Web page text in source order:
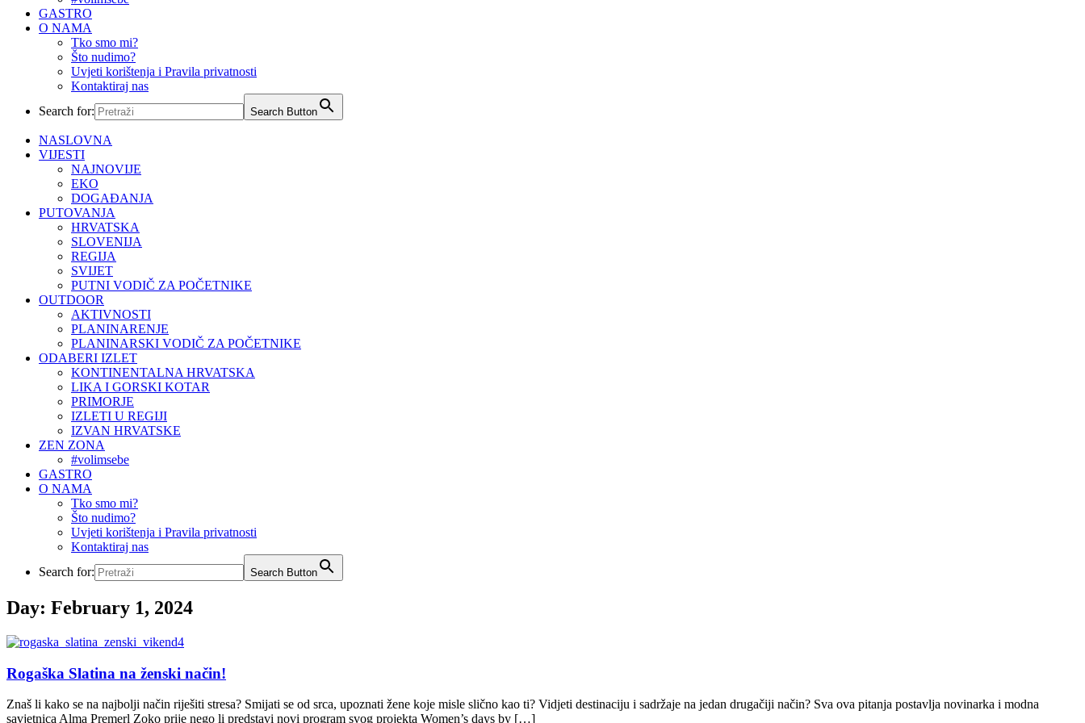
GASTRO
O NAMA
Tko smo mi?
Što nudimo?
Uvjeti korištenja i Pravila privatnosti
Kontaktiraj nas
Search for:
Search Button
NASLOVNA
VIJESTI
NAJNOVIJE
EKO
DOGAĐANJA
PUTOVANJA
HRVATSKA
SLOVENIJA
REGIJA
SVIJET
PUTNI VODIČ ZA POČETNIKE
OUTDOOR
AKTIVNOSTI
PLANINARENJE
PLANINARSKI VODIČ ZA POČETNIKE
ODABERI IZLET
KONTINENTALNA HRVATSKA
LIKA I GORSKI KOTAR
PRIMORJE
IZLETI U REGIJI
IZVAN HRVATSKE
ZEN ZONA
#volimsebe
GASTRO
O NAMA
Tko smo mi?
Što nudimo?
Uvjeti korištenja i Pravila privatnosti
Kontaktiraj nas
Search for:
Search Button
Day: February 1, 2024
Rogaška Slatina na ženski način!
Znaš li kako se na najbolji način riješiti stresa? Smijati se od srca, upoznati žene koje misle slično kao ti? Vidjeti destinaciju i sadržaje na jedan drugačiji način? Sva ova pitanja postavlja novinarka i modna
savjetnica Alma Premerl Zoko prije nego li predstavi novi program svog projekta Women’s days by […]